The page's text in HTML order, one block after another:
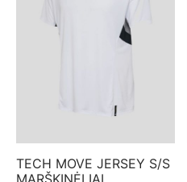
TECH MOVE JERSEY S/S